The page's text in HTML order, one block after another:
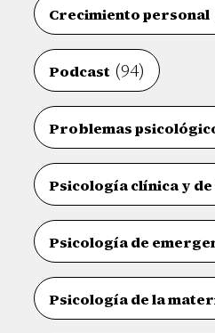
Crecimiento personal
Podcast (94)
Problemas
Psicología clínica y de
Psicología de
Psicología de la